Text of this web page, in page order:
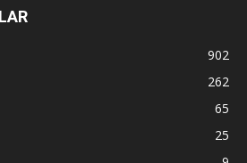
902
262
65
25